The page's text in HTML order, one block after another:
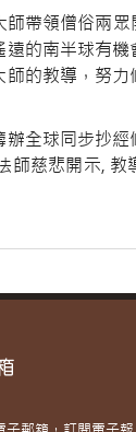
帶領僧俗兩
的南半球有
的教導，努
全球同步抄
師慈悲開示, 教